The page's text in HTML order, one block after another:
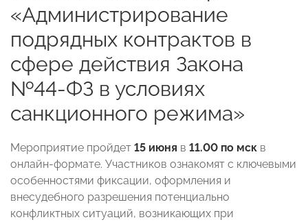
«Администрирование
подрядных контрактов в
сфере действия Закона
№44-ФЗ в условиях
санкционного режима»
Мероприятие пройдет 15 июня в 11.00 по мск в
онлайн-формате. Участников ознакомят с ключевыми
особенностями фиксации, оформления и
внесудебного разрешения потенциально
конфликтных ситуаций, возникающих при